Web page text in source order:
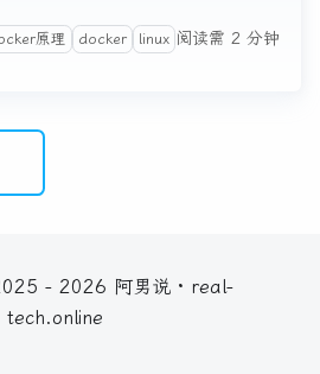
原理 docker linux 阅读需 2 分钟
- 2026 阿男说 · real-
tech.online